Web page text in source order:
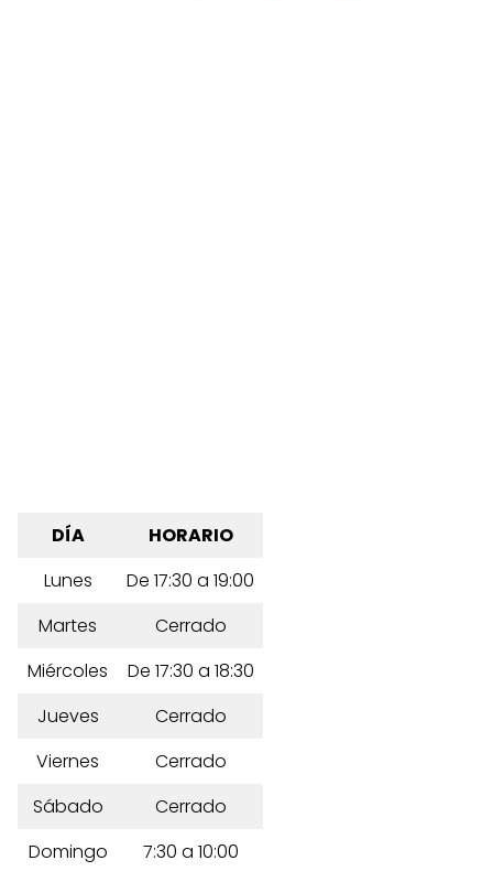
DÍA
HORARIO
Lunes
De 17:30 a 19:00
Martes
Cerrado
Miércoles
De 17:30 a 18:30
Jueves
Cerrado
Viernes
Cerrado
Sábado
Cerrado
Domingo
7:30 a 10:00